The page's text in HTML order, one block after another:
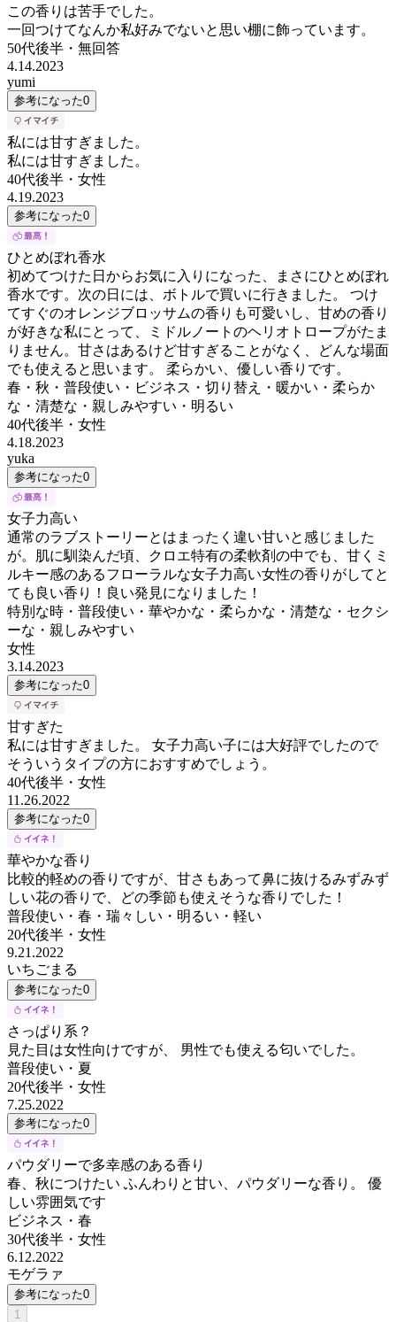
この香りは苦手でした。
一回つけてなんか私好みでないと思い棚に飾っています。
50代後半 ・ 無回答
4.14.2023
yumi
参考になった0
私には甘すぎました。
私には甘すぎました。
40代後半 ・ 女性
4.19.2023
参考になった0
ひとめぼれ香水
初めてつけた日からお気に入りになった、まさにひとめぼれ
香水です。次の日には、ボトルで買いに行きました。 つけ
てすぐのオレンジブロッサムの香りも可愛いし、甘めの香り
が好きな私にとって、ミドルノートのヘリオトロープがたま
りません。甘さはあるけど甘すぎることがなく、どんな場面
でも使えると思います。 柔らかい、優しい香りです。
春・秋・普段使い・ビジネス・切り替え・暖かい・柔らか
な・清楚な・親しみやすい・明るい
40代後半 ・ 女性
4.18.2023
yuka
参考になった0
女子力高い
通常のラブストーリーとはまったく違い甘いと感じました
が。肌に馴染んだ頃、クロエ特有の柔軟剤の中でも、甘くミ
ルキー感のあるフローラルな女子力高い女性の香りがしてと
ても良い香り！良い発見になりました！
特別な時・普段使い・華やかな・柔らかな・清楚な・セクシ
ーな・親しみやすい
女性
3.14.2023
参考になった0
甘すぎた
私には甘すぎました。 女子力高い子には大好評でしたので
そういうタイプの方におすすめでしょう。
40代後半 ・ 女性
11.26.2022
参考になった0
華やかな香り
比較的軽めの香りですが、甘さもあって鼻に抜けるみずみず
しい花の香りで、どの季節も使えそうな香りでした！
普段使い・春・瑞々しい・明るい・軽い
20代後半 ・ 女性
9.21.2022
いちごまる
参考になった0
さっぱり系？
見た目は女性向けですが、 男性でも使える匂いでした。
普段使い・夏
20代後半 ・ 女性
7.25.2022
参考になった0
パウダリーで多幸感のある香り
春、秋につけたい ふんわりと甘い、パウダリーな香り。 優
しい雰囲気です
ビジネス・春
30代後半 ・ 女性
6.12.2022
モゲラァ
参考になった0
1